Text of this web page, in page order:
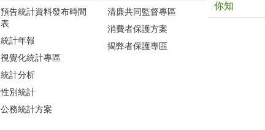
預告統計資料發布時間
表
統計年報
視覺化統計專區
統計分析
性別統計
公務統計方案
清廉共同監督專區
消費者保護方案
揭弊者保護專區
你知